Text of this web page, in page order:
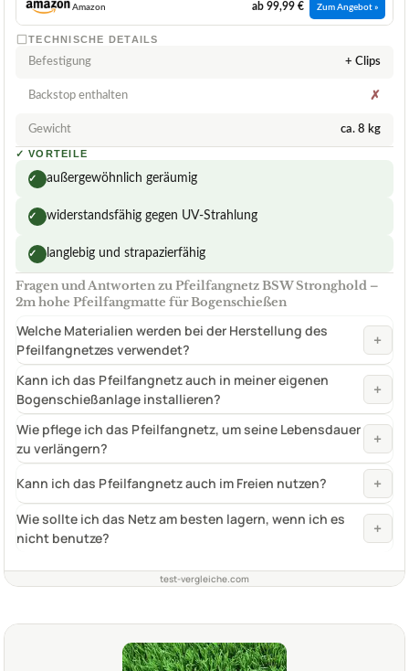
Amazon ab 99,99 € Zum Angebot »
TECHNISCHE DETAILS
Befestigung + Clips
Backstop enthalten ✗
Gewicht ca. 8 kg
✓ VORTEILE
✓ außergewöhnlich geräumig
✓ widerstandsfähig gegen UV-Strahlung
✓ langlebig und strapazierfähig
Fragen und Antworten zu Pfeilfangnetz BSW Stronghold –
2m hohe Pfeilfangmatte für Bogenschießen
Welche Materialien werden bei der Herstellung des
Pfeilfangnetzes verwendet?
+
Kann ich das Pfeilfangnetz auch in meiner eigenen
Bogenschießanlage installieren?
+
Wie pflege ich das Pfeilfangnetz, um seine Lebensdauer
zu verlängern?
+
Kann ich das Pfeilfangnetz auch im Freien nutzen? +
Wie sollte ich das Netz am besten lagern, wenn ich es
nicht benutze?
+
test-vergleiche.com